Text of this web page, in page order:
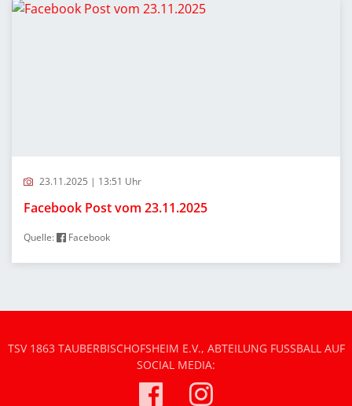
23.11.2025 | 13:51 Uhr
Facebook Post vom 23.11.2025
Quelle: Facebook
TSV 1863 TAUBERBISCHOFSHEIM E.V., ABTEILUNG FUSSBALL AUF S
OCIAL MEDIA: